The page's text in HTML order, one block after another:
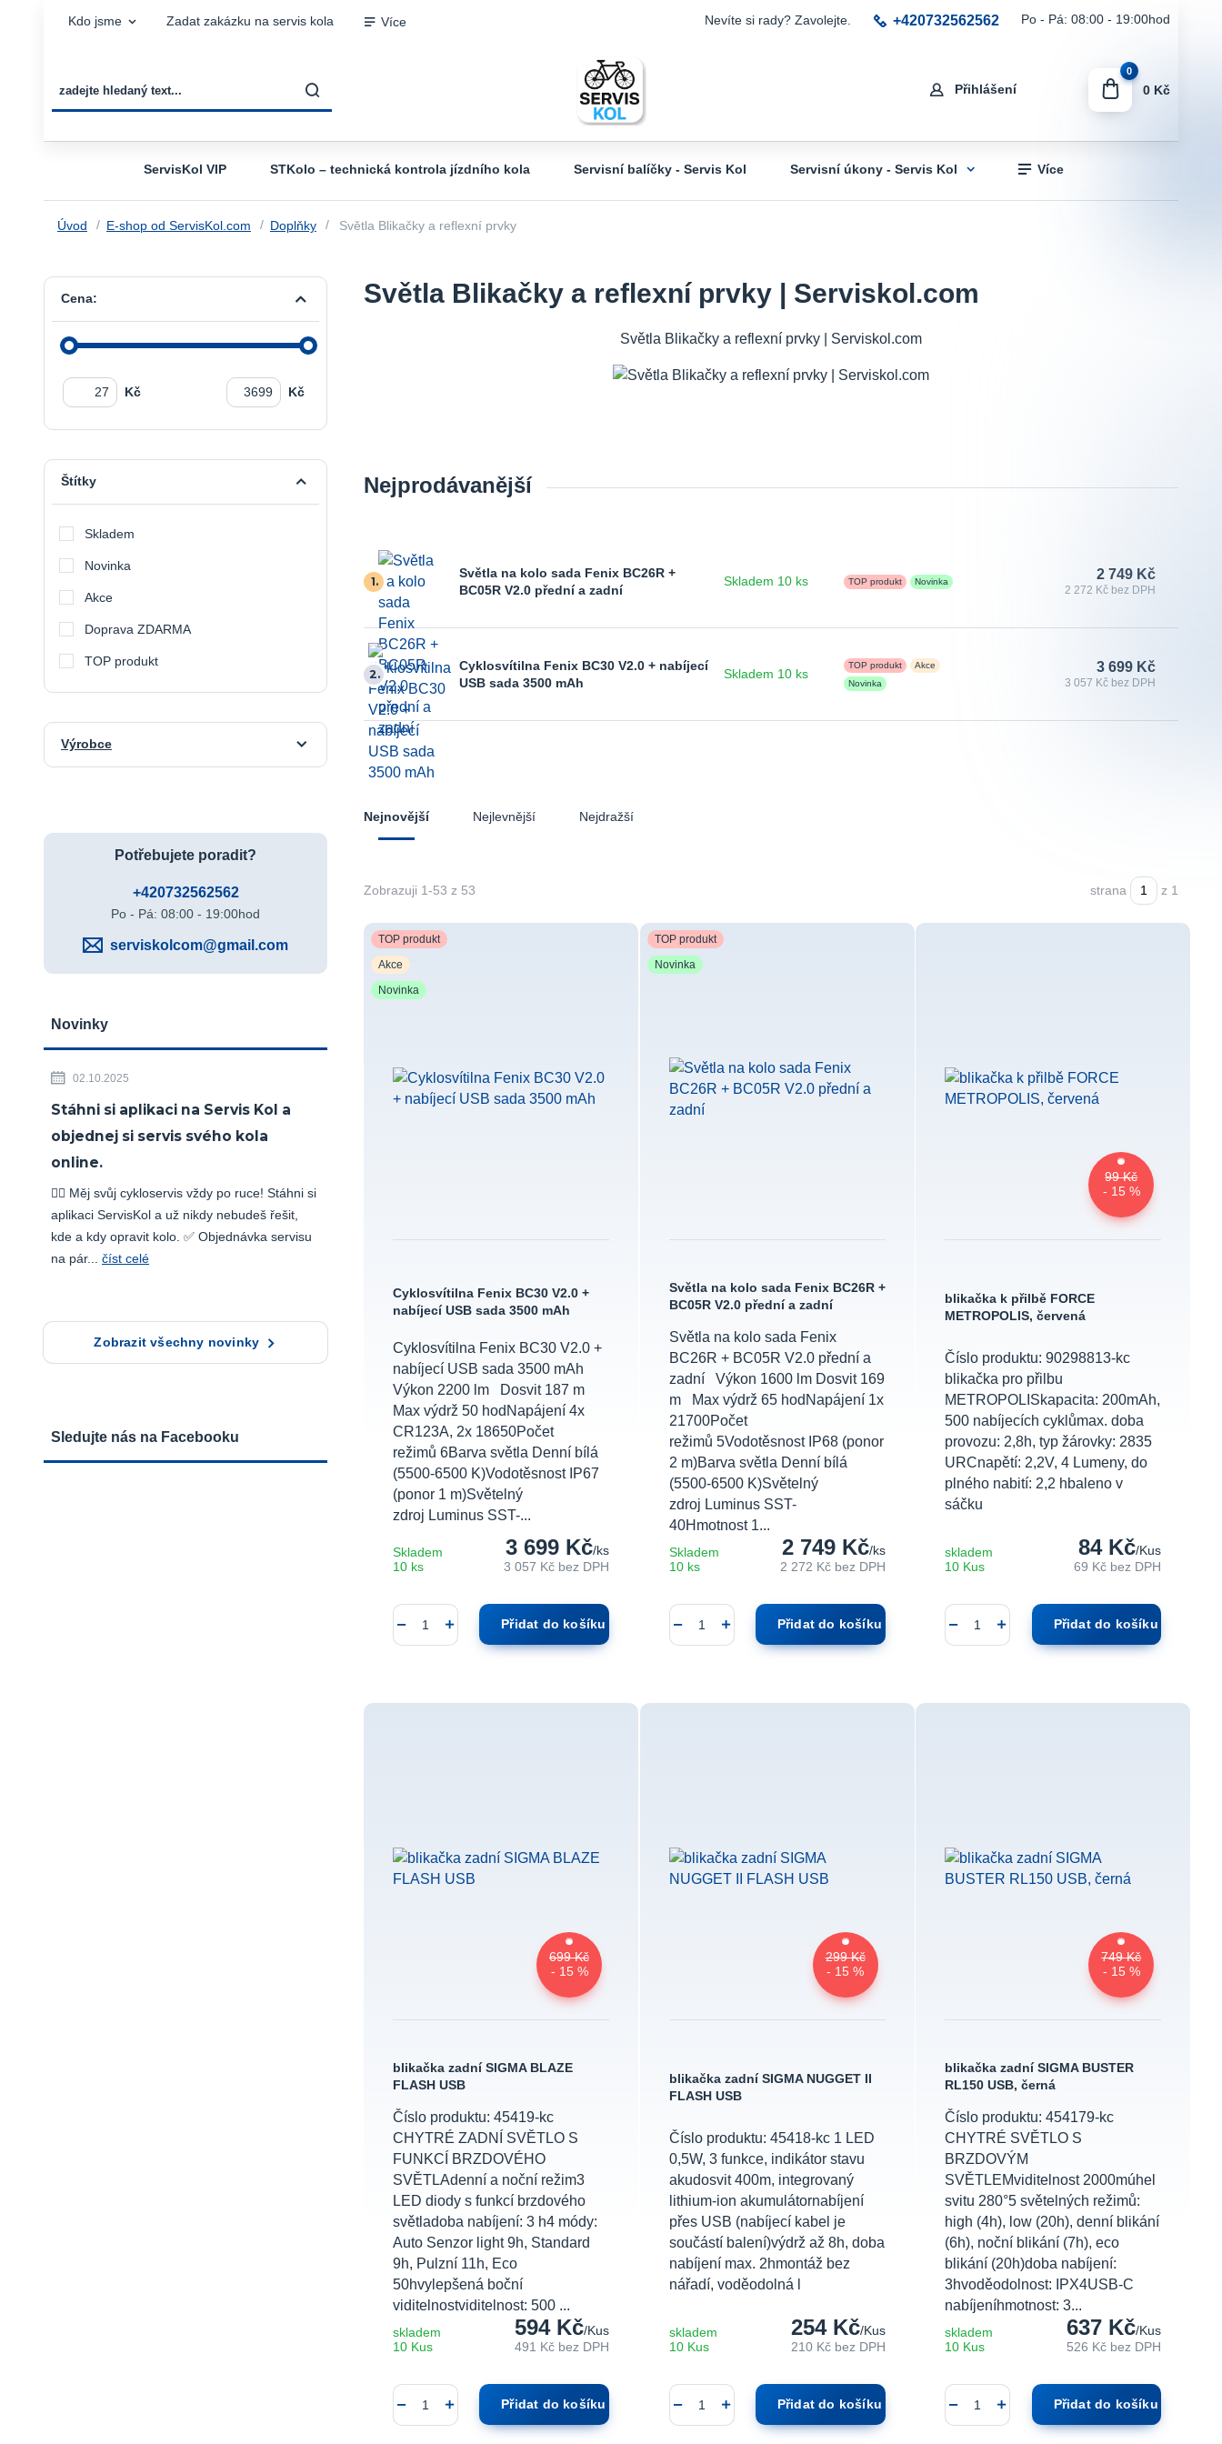
Kdo jsme Zadat zakázku na servis kola Více
Přihlášení
Nevíte si rady? Zavolejte. +420732562562 Po - Pá: 08:00 - 19:00hod
0
0 Kč
ServisKol VIP STKolo – technická kontrola jízdního kola Servisní balíčky - Servis Kol Servisní úkony - Servis Kol Více
Úvod E-shop od ServisKol.com Doplňky Světla Blikačky a reflexní prvky
Světla Blikačky a reflexní prvky | Serviskol.com
Světla Blikačky a reflexní prvky | Serviskol.com
Nejprodávanější
1.
Světla na kolo sada Fenix BC26R +
BC05R V2.0 přední a zadní
Skladem 10 ks TOP produkt Novinka 2 749 Kč
2 272 Kč bez DPH
2.
Cyklosvítilna Fenix BC30 V2.0 + nabíjecí
USB sada 3500 mAh
Skladem 10 ks
TOP produkt
Akce
Novinka
3 699 Kč
3 057 Kč bez DPH
Nejnovější Nejlevnější Nejdražší
Zobrazuji 1-53 z 53 strana z 1
TOP produkt
Akce
Novinka
Cyklosvítilna Fenix BC30 V2.0 +
nabíjecí USB sada 3500 mAh
Cyklosvítilna Fenix BC30 V2.0 +
nabíjecí USB sada 3500 mAh
Výkon 2200 lm Dosvit 187 m
Max výdrž 50 hodNapájení 4x
CR123A, 2x 18650Počet
režimů 6Barva světla Denní bílá
(5500-6500 K)Vodotěsnost IP67
(ponor 1 m)Světelný
zdroj Luminus SST-...
3 699 Kč/ks
3 057 Kč bez DPH
Skladem
10 ks
Přidat do košíku
TOP produkt
Novinka
Světla na kolo sada Fenix BC26R +
BC05R V2.0 přední a zadní
Světla na kolo sada Fenix
BC26R + BC05R V2.0 přední a
zadní Výkon 1600 lm Dosvit 169
m Max výdrž 65 hodNapájení 1x
21700Počet
režimů 5Vodotěsnost IP68 (ponor
2 m)Barva světla Denní bílá
(5500-6500 K)Světelný
zdroj Luminus SST-
40Hmotnost 1...
2 749 Kč/ks
2 272 Kč bez DPH
Skladem
10 ks
Přidat do košíku
99 Kč
- 15 %
blikačka k přilbě FORCE
METROPOLIS, červená
Číslo produktu: 90298813-kc
blikačka pro přilbu
METROPOLISkapacita: 200mAh,
500 nabíjecích cyklůmax. doba
provozu: 2,8h, typ žárovky: 2835
URCnapětí: 2,2V, 4 Lumeny, do
plného nabití: 2,2 hbaleno v
sáčku
84 Kč/Kus
69 Kč bez DPH
skladem
10 Kus
Přidat do košíku
699 Kč
- 15 %
blikačka zadní SIGMA BLAZE
FLASH USB
Číslo produktu: 45419-kc
CHYTRÉ ZADNÍ SVĚTLO S
FUNKCÍ BRZDOVÉHO
SVĚTLAdenní a noční režim3
LED diody s funkcí brzdového
světladoba nabíjení: 3 h4 módy:
Auto Senzor light 9h, Standard
9h, Pulzní 11h, Eco
50hvylepšená boční
viditelnostviditelnost: 500 ...
594 Kč/Kus
491 Kč bez DPH
skladem
10 Kus
Přidat do košíku
299 Kč
- 15 %
blikačka zadní SIGMA NUGGET II
FLASH USB
Číslo produktu: 45418-kc 1 LED
0,5W, 3 funkce, indikátor stavu
akudosvit 400m, integrovaný
lithium-ion akumulátornabíjení
přes USB (nabíjecí kabel je
součástí balení)výdrž až 8h, doba
nabíjení max. 2hmontáž bez
nářadí, voděodolná l
254 Kč/Kus
210 Kč bez DPH
skladem
10 Kus
Přidat do košíku
749 Kč
- 15 %
blikačka zadní SIGMA BUSTER
RL150 USB, černá
Číslo produktu: 454179-kc
CHYTRÉ SVĚTLO S
BRZDOVÝM
SVĚTLEMviditelnost 2000múhel
svitu 280°5 světelných režimů:
high (4h), low (20h), denní blikání
(6h), noční blikání (7h), eco
blikání (20h)doba nabíjení:
3hvoděodolnost: IPX4USB-C
nabíjeníhmotnost: 3...
637 Kč/Kus
526 Kč bez DPH
skladem
10 Kus
Přidat do košíku
Cena:
Kč Kč
Štítky
Skladem
Novinka
Akce
Doprava ZDARMA
TOP produkt
Výrobce
Potřebujete poradit?
+420732562562
Po - Pá: 08:00 - 19:00hod
serviskolcom@gmail.com
Novinky
02.10.2025
Stáhni si aplikaci na Servis Kol a
objednej si servis svého kola
online.
🚴‍♂️ Měj svůj cykloservis vždy po ruce! Stáhni si
aplikaci ServisKol a už nikdy nebudeš řešit,
kde a kdy opravit kolo. ✅ Objednávka servisu
na pár... číst celé
Zobrazit všechny novinky
Sledujte nás na Facebooku